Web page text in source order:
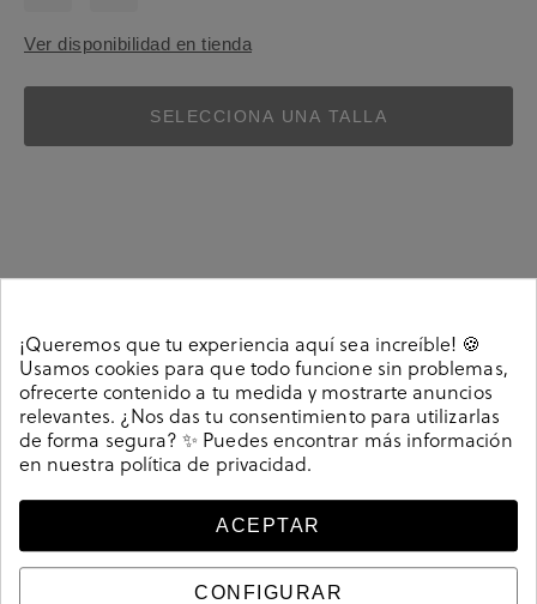
Ver disponibilidad en tienda
SELECCIONA UNA TALLA
Zapatos inglés Kénnebec 3559 PICADO TAIPAN en
serraje taupe. Cierre con cordones. La plantilla no es
extraible. Hecho en España.
Referencia208869
Guía de tallas
¡Queremos que tu experiencia aquí sea increíble! 🍪
Usamos cookies para que todo funcione sin problemas,
ofrecerte contenido a tu medida y mostrarte anuncios
relevantes. ¿Nos das tu consentimiento para utilizarlas
de forma segura? ✨ Puedes encontrar más información
en nuestra política de privacidad.
ACEPTAR
CONFIGURAR